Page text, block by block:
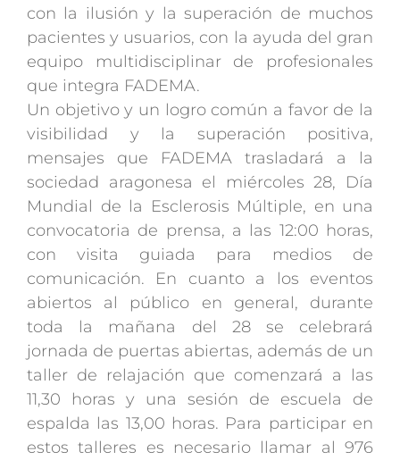
con la ilusión y la superación de muchos
pacientes y usuarios, con la ayuda del gran
equipo multidisciplinar de profesionales
que integra FADEMA.
Un objetivo y un logro común a favor de la
visibilidad y la superación positiva,
mensajes que FADEMA trasladará a la
sociedad aragonesa el miércoles 28, Día
Mundial de la Esclerosis Múltiple, en una
convocatoria de prensa, a las 12:00 horas,
con visita guiada para medios de
comunicación. En cuanto a los eventos
abiertos al público en general, durante
toda la mañana del 28 se celebrará
jornada de puertas abiertas, además de un
taller de relajación que comenzará a las
11,30 horas y una sesión de escuela de
espalda las 13,00 horas. Para participar en
estos talleres es necesario llamar al 976